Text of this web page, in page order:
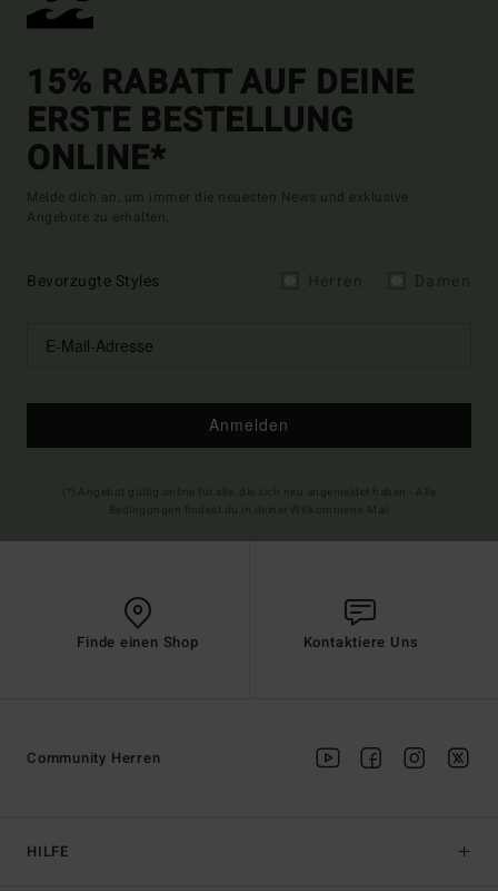
15% RABATT AUF DEINE
ERSTE BESTELLUNG
ONLINE*
Melde dich an, um immer die neuesten News und exklusive
Angebote zu erhalten.
Bevorzugte Styles
Anmelden
Finde einen Shop Kontaktiere Uns
HILFE
Community Herren